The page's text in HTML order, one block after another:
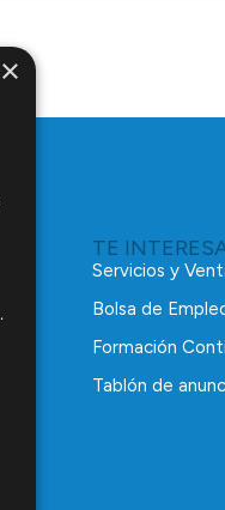
TE
Servicios y
Bolsa de
Formación
Tablón de
×